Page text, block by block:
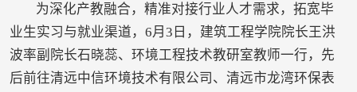
为深化产教融合，精准对接行业人才需求，拓宽毕
业生实习与就业渠道，6月3日，建筑工程学院院长王洪
波率副院长石晓蕊、环境工程技术教研室教师一行，先
后前往清远中信环境技术有限公司、清远市龙湾环保表